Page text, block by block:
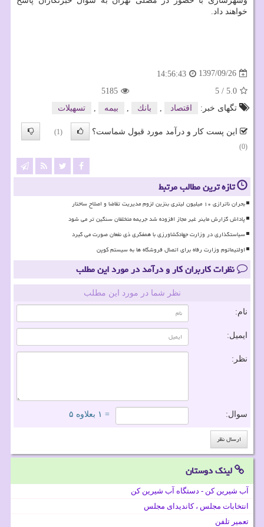
خواهند داد.
1397/09/26
14:56:43
5.0
/
5
5185
تگهای خبر:
اقتصاد , بانك , بیمه , تسهیلات
این پست کار و درآمد مورد قبول شماست؟
(1)
(0)
تازه ترین مطالب مرتبط
بحران ناترازی ۱۰ میلیون لیتری بنزین لزوم مدیریت تقاضا و اصلاح ساختار
پاداش گزارش ماینر غیر مجاز افزوده شد جریمه متخلفان سنگین تر می شود
سیاستگذاری در وزارت جهادکشاورزی با همفکری ذی نفعان صورت می گیرد
اولتیماتوم وزارت رفاه برای اتصال فروشگاه ها به سیستم کوپن
نظرات کاربران کار و درآمد در مورد این مطلب
نظر شما در مورد این مطلب
نام:
ایمیل:
نظر:
سوال: = ۱ بعلاوه ۵
لینک دوستان
آب شیرین کن - دستگاه آب شیرین کن
انتخابات مجلس ، کاندیدای مجلس
تعمیر تلفن